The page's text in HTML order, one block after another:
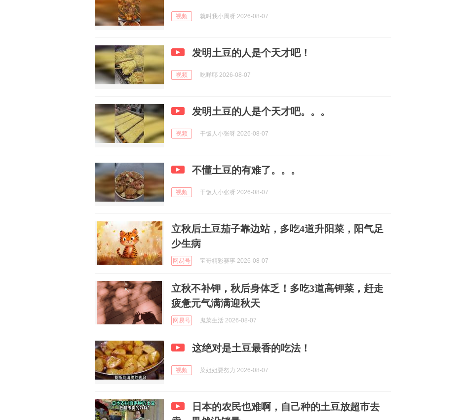
视频 就叫我小周呀 2026-08-07
发明土豆的人是个天才吧！
视频 吃咩耶 2026-08-07
发明土豆的人是个天才吧。。。
视频 干饭人小张呀 2026-08-07
不懂土豆的有难了。。。
视频 干饭人小张呀 2026-08-07
立秋后土豆茄子靠边站，多吃4道升阳菜，阳气足
少生病
网易号 宝哥精彩赛事 2026-08-07
立秋不补钾，秋后身体乏！多吃3道高钾菜，赶走
疲惫元气满满迎秋天
网易号 鬼菜生活 2026-08-07
这绝对是土豆最香的吃法！
视频 菜姐姐要努力 2026-08-07
日本的农民也难啊，自己种的土豆放超市去